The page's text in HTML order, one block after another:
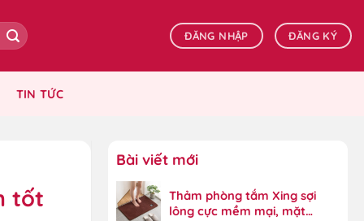
ĐĂNG NHẬP ĐĂNG KÝ
TIN TỨC
tốt
Bài viết mới
Thảm phòng tắm Xing sợi
lông cực mềm mại, mặt